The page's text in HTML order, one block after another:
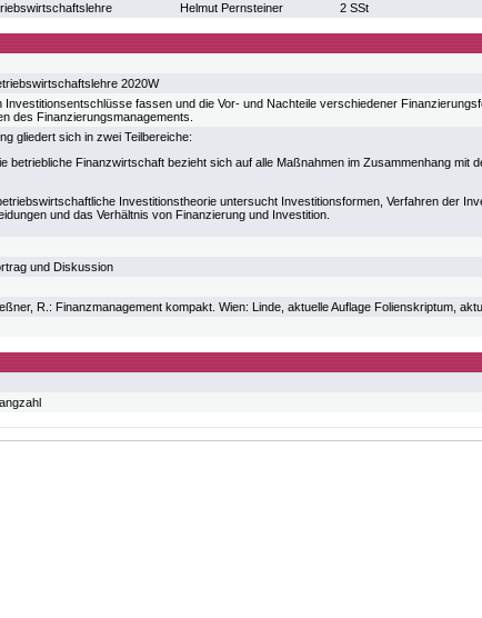
Helmut Pernsteiner 2 SSt
2020W
Investitionsentschlüsse fassen und die Vor- und Nachteile verschiedener
des Finanzierungsmanagements.
gliedert sich in zwei Teilbereiche:
betriebliche Finanzwirtschaft bezieht sich auf alle Maßnahmen im Zusammenhang mit
Investitionstheorie untersucht Investitionsformen, Verfahren der
und das Verhältnis von Finanzierung und Investition.
und Diskussion
R.: Finanzmanagement kompakt. Wien: Linde, aktuelle Auflage Folienskriptum,